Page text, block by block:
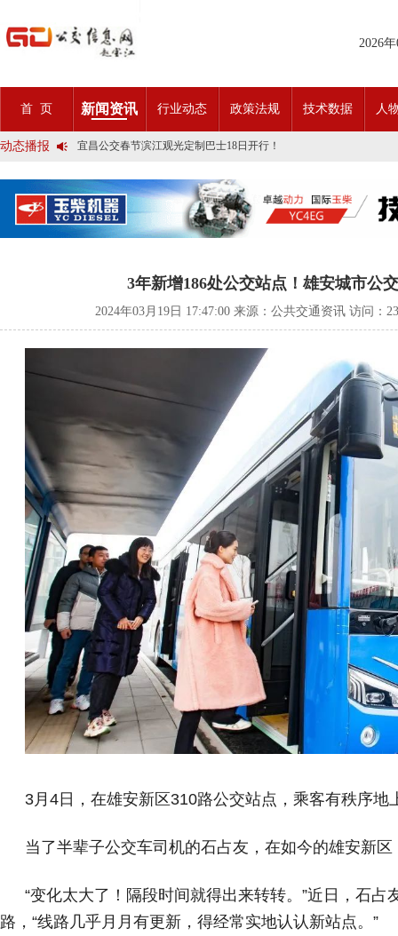
2026
首 页 新闻资讯 行业动态 政策法规 技术数据 人
动态播报
第九届公交都市发展论坛 (深圳)邀请函
石河子市公交公司荣获全国五一劳动奖状
宜昌公交春节滨江观光定制巴士18日开行！
创新 实践 沟通 | 聚焦「智慧公交」目标 助推公交转型发展——沪苏
岁月为鉴人民为证，百年北京公交实现历史性跨越！
今日生效！新《安全生产法》处罚条款对照
交通运输部、科学技术部发布关于科技创新驱动加快建设交通强国
2025市民出行新方案 | 久事公交开通首条需求响应式定制班线
石河子市公交公司荣获全国五一劳动奖状
宜昌公交春节滨江观光定制巴士18日开行！
传承张謇精神•厚植为民情怀•党建引领前行•文化润企发展——南通
今日生效！新《安全生产法》处罚条款对照
交通运输部、科学技术部发布关于科技创新驱动加快建设交通强国
3年新增186处公交站点！雄安城市公
2024年03月19日 17:47:00 来源：公共交通资讯 访问：
3月4日，在雄安新区310路公交站点，乘客有秩序地
当了半辈子公交车司机的石占友，在如今的雄安新
“变化太大了！隔段时间就得出来转转。”近日，石
路，“线路几乎月月有更新，得经常实地认认新站点。”